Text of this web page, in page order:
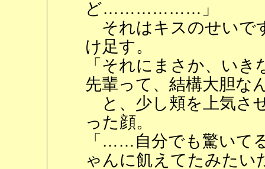
ど………………」
それはキスのせいで
け足す。
「それにまさか、い
先輩って、結構大胆
と、少し頬を上気さ
った顔。
「……自分でも驚いて
ゃんに飢えてたみたい